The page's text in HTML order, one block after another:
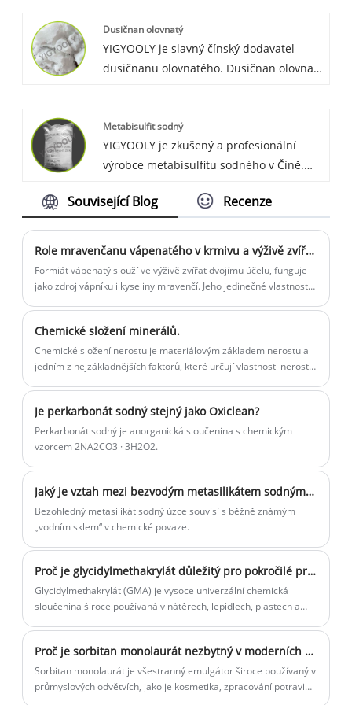
vždy poskytujeme konkurenceschopnou
cenu a budujeme dlouhodobý obchodní
vztah se ztracenými globálními zákazníky.
Dusičnan olovnatý
YIGYOOLY je slavný čínský dodavatel
dusičnanu olovnatého. Dusičnan olovnatý
do mnoha zemí a získal mnoho dobrého
uznání a chvály od zákazníků a trhů.
Metabisulfit sodný
YIGYOOLY je zkušený a profesionální
výrobce metabisulfitu sodného v Číně.
do Srí Lanky, Maroka, Austrálie, Ruska
zákazníkům vždy poskytujeme
konkurenceschopnou cenu.
Související Blog Recenze
Role mravenčanu vápenatého v krmivu a výživě zvířat.
Formiát vápenatý slouží ve výživě zvířat dvojímu účelu, funguje
jako zdroj vápníku i kyseliny mravenčí. Jeho jedinečné vlastnosti
Chemické složení minerálů.
Chemické složení nerostu je materiálovým základem nerostu a
jedním z nejzákladnějších faktorů, které určují vlastnosti nerostu.
Je perkarbonát sodný stejný jako Oxiclean?
Perkarbonát sodný je anorganická sloučenina s chemickým
vzorcem 2NA2CO3 · 3H2O2.
Jaký je vztah mezi bezvodým metasilikátem sodným a obyčejným „vodo sklo“?
Bezohledný metasilikát sodný úzce souvisí s běžně známým
„vodním sklem“ v chemické povaze.
Proč je glycidylmethakrylát důležitý pro pokročilé průmyslové aplikace?
Glycidylmethakrylát (GMA) je vysoce univerzální chemická
sloučenina široce používaná v nátěrech, lepidlech, plastech a
výjimečnou reaktivitu, což z něj činí kritickou součást pro
průmyslová odvětví, která hledají odolnost, přilnavost a výkon.
Tento článek zkoumá vše, co potřebujete vědět o
Proč je sorbitan monolaurát nezbytný v moderních formulacích?
Sorbitan monolaurát je všestranný emulgátor široce používaný v
průmyslových odvětvích, jako je kosmetika, zpracování potravin